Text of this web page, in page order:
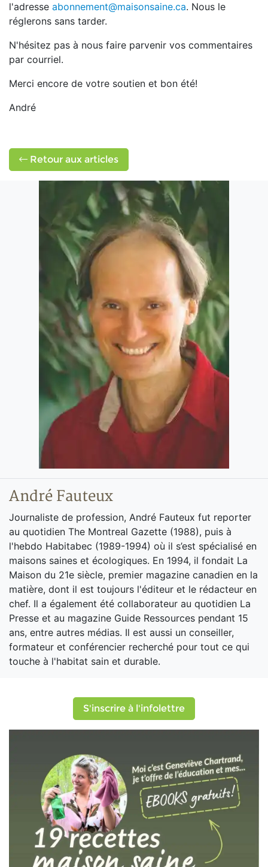
l'adresse abonnement@maisonsaine.ca. Nous le
réglerons sans tarder.
N'hésitez pas à nous faire parvenir vos commentaires
par courriel.
Merci encore de votre soutien et bon été!
André
Retour aux articles
André Fauteux
Journaliste de profession, André Fauteux fut reporter
au quotidien The Montreal Gazette (1988), puis à
l'hebdo Habitabec (1989-1994) où il s’est spécialisé en
maisons saines et écologiques. En 1994, il fondait La
Maison du 21e siècle, premier magazine canadien en la
matière, dont il est toujours l'éditeur et le rédacteur en
chef. Il a également été collaborateur au quotidien La
Presse et au magazine Guide Ressources pendant 15
ans, entre autres médias. Il est aussi un conseiller,
formateur et conférencier recherché pour tout ce qui
touche à l'habitat sain et durable.
S'inscrire à l'infolettre